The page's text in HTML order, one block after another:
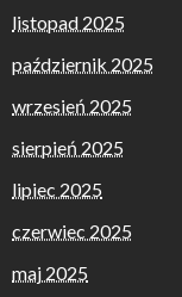
listopad 2025
październik 2025
wrzesień 2025
sierpień 2025
lipiec 2025
czerwiec 2025
maj 2025